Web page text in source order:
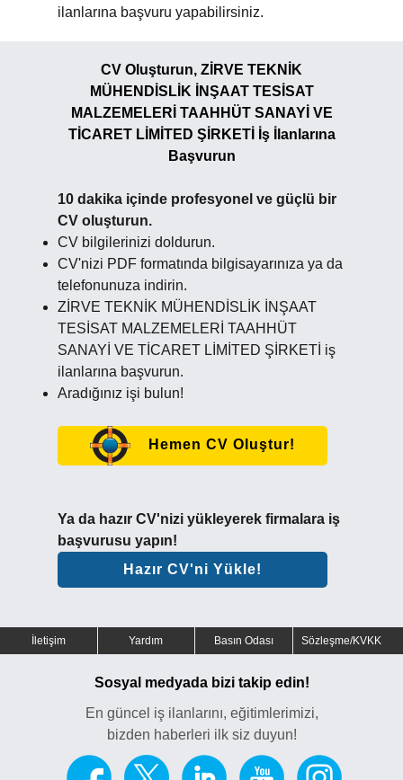
ilanlarına başvuru yapabilirsiniz.
CV Oluşturun, ZİRVE TEKNİK
MÜHENDİSLİK İNŞAAT TESİSAT
MALZEMELERİ TAAHHÜT SANAYİ VE
TİCARET LİMİTED ŞİRKETİ İş İlanlarına
Başvurun
10 dakika içinde profesyonel ve güçlü bir
CV oluşturun.
CV bilgilerinizi doldurun.
CV'nizi PDF formatında bilgisayarınıza ya da
telefonunuza indirin.
ZİRVE TEKNİK MÜHENDİSLİK İNŞAAT
TESİSAT MALZEMELERİ TAAHHÜT
SANAYİ VE TİCARET LİMİTED ŞİRKETİ iş
ilanlarına başvurun.
Aradığınız işi bulun!
Hemen CV Oluştur!
Ya da hazır CV'nizi yükleyerek firmalara iş
başvurusu yapın!
Hazır CV'ni Yükle!
İletişim Yardım Basın Odası Sözleşme/KVKK
Sosyal medyada bizi takip edin!
En güncel iş ilanlarını, eğitimlerimizi,
bizden haberleri ilk siz duyun!